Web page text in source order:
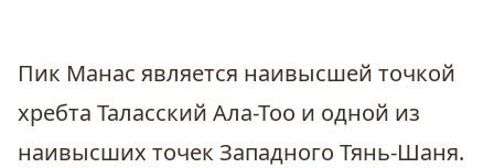
Пик Манас является наивысшей точкой
хребта Таласский Ала-Тоо и одной из
наивысших точек Западного Тянь-Шаня.